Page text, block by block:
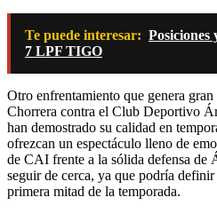
Te puede interesar: Posiciones
7 LPF TIGO
Otro enfrentamiento que genera
Chorrera contra el Club Deportivo
han demostrado su calidad en
ofrezcan un espectáculo lleno de
de CAI frente a la sólida defensa de
seguir de cerca, ya que podría
primera mitad de la temporada.